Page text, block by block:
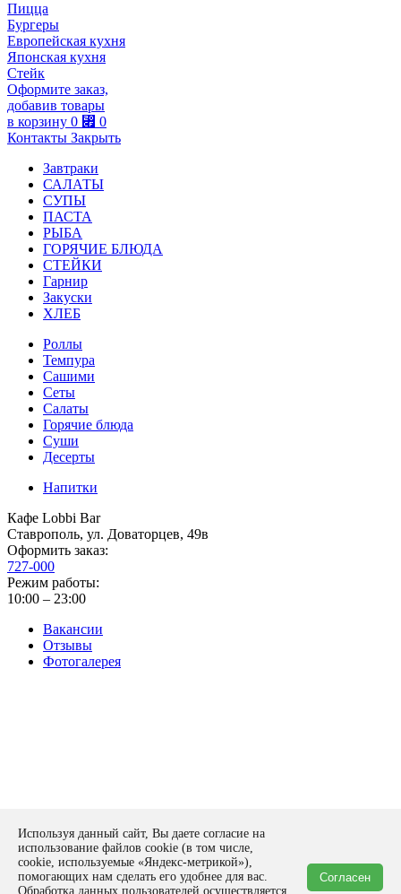
Пицца
Бургеры
Европейская кухня
Японская кухня
Стейк
Оформите заказ,
добавив товары
в корзину 0 ⃏ 0
Контакты Закрыть
Завтраки
САЛАТЫ
СУПЫ
ПАСТА
РЫБА
ГОРЯЧИЕ БЛЮДА
СТЕЙКИ
Гарнир
Закуски
ХЛЕБ
Роллы
Темпура
Сашими
Сеты
Салаты
Горячие блюда
Суши
Десерты
Напитки
Кафе Lobbi Bar
Ставрополь, ул. Доваторцев, 49в
Оформить заказ:
727-000
Режим работы:
10:00 – 23:00
Вакансии
Отзывы
Фотогалерея
Политика конфиденциальности
Оставить заявку
form
Спасибо!
Используя данный сайт, Вы даете согласие на
использование файлов cookie (в том числе,
cookie, используемые «Яндекс-метрикой»),
помогающих нам сделать его удобнее для вас.
Обработка данных пользователей осуществляется
Согласен